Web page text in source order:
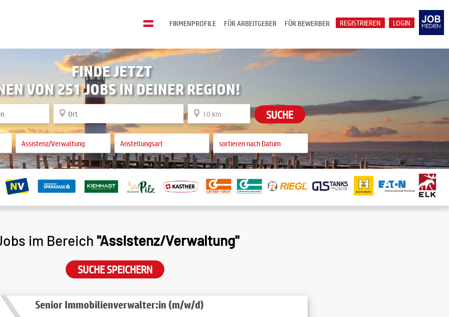
LOGIN
REGISTRIEREN
FÜR BEWERBER
FÜR ARBEITGEBER
FIRMENPROFILE
FINDE JETZT
VON 251 JOBS IN DEINER REGION!
SUCHE
im Bereich "Assistenz/Verwaltung"
SUCHE SPEICHERN
Senior Immobilienverwalter:in (m/w/d)